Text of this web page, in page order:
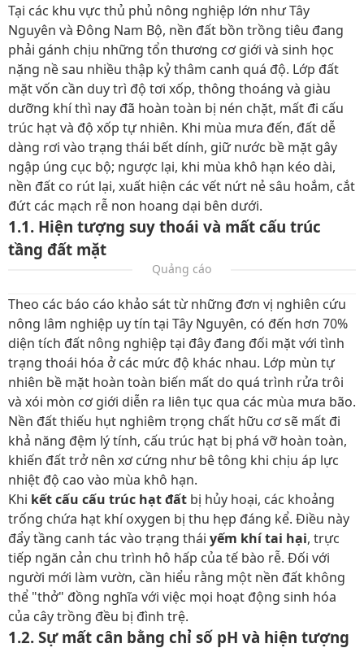
Tại các khu vực thủ phủ nông nghiệp lớn như Tây
Nguyên và Đông Nam Bộ, nền đất bồn trồng tiêu đang
phải gánh chịu những tổn thương cơ giới và sinh học
nặng nề sau nhiều thập kỷ thâm canh quá độ. Lớp đất
mặt vốn cần duy trì độ tơi xốp, thông thoáng và giàu
dưỡng khí thì nay đã hoàn toàn bị nén chặt, mất đi cấu
trúc hạt và độ xốp tự nhiên. Khi mùa mưa đến, đất dễ
dàng rơi vào trạng thái bết dính, giữ nước bề mặt gây
ngập úng cục bộ; ngược lại, khi mùa khô hạn kéo dài,
nền đất co rút lại, xuất hiện các vết nứt nẻ sâu hoắm, cắt
đứt các mạch rễ non hoang dại bên dưới.
1.1. Hiện tượng suy thoái và mất cấu trúc
tầng đất mặt
Quảng cáo
Theo các báo cáo khảo sát từ những đơn vị nghiên cứu
nông lâm nghiệp uy tín tại Tây Nguyên, có đến hơn 70%
diện tích đất nông nghiệp tại đây đang đối mặt với tình
trạng thoái hóa ở các mức độ khác nhau. Lớp mùn tự
nhiên bề mặt hoàn toàn biến mất do quá trình rửa trôi
và xói mòn cơ giới diễn ra liên tục qua các mùa mưa bão.
Nền đất thiếu hụt nghiêm trọng chất hữu cơ sẽ mất đi
khả năng đệm lý tính, cấu trúc hạt bị phá vỡ hoàn toàn,
khiến đất trở nên xơ cứng như bê tông khi chịu áp lực
nhiệt độ cao vào mùa khô hạn.
Khi kết cấu cấu trúc hạt đất bị hủy hoại, các khoảng
trống chứa hạt khí oxygen bị thu hẹp đáng kể. Điều này
đẩy tầng canh tác vào trạng thái yếm khí tai hại, trực
tiếp ngăn cản chu trình hô hấp của tế bào rễ. Đối với
người mới làm vườn, cần hiểu rằng một nền đất không
thể "thở" đồng nghĩa với việc mọi hoạt động sinh hóa
của cây trồng đều bị đình trệ.
1.2. Sự mất cân bằng chỉ số pH và hiện tượng